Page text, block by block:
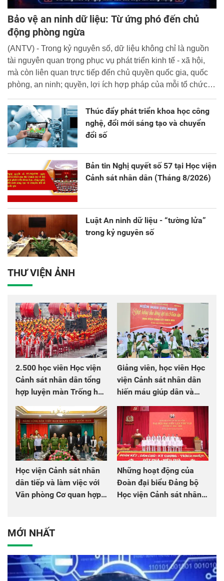
Bảo vệ an ninh dữ liệu: Từ ứng phó đến chủ
động phòng ngừa
(ANTV) - Trong kỷ nguyên số, dữ liệu không chỉ là nguồn
tài nguyên quan trọng phục vụ phát triển kinh tế - xã hội,
mà còn liên quan trực tiếp đến chủ quyền quốc gia, quốc
phòng, an ninh; quyền, lợi ích hợp pháp của mỗi tổ chức,
Thúc đẩy phát triển khoa học công
nghệ, đổi mới sáng tạo và chuyển
đổi số
Bản tin Nghị quyết số 57 tại Học viện
Cảnh sát nhân dân (Tháng 8/2026)
Luật An ninh dữ liệu - “tường lửa”
trong kỷ nguyên số
THƯ VIỆN ẢNH
2.500 học viên Học viện
Cảnh sát nhân dân tổng
hợp luyện màn Trống hội
Giảng viên, học viên Học
viện Cảnh sát nhân dân
hiến máu giúp dân và
Học viện Cảnh sát nhân
dân tiếp và làm việc với
Văn phòng Cơ quan hợp
Những hoạt động của
Đoàn đại biểu Đảng bộ
Học viện Cảnh sát nhân
MỚI NHẤT